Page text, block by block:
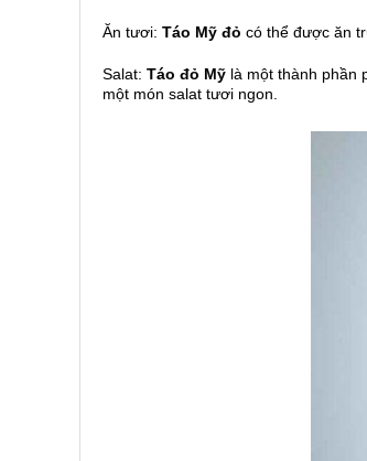
Ăn tươi: Táo Mỹ đỏ có thể được ăn
Salat: Táo đỏ Mỹ là một thành phần
một món salat tươi ngon.